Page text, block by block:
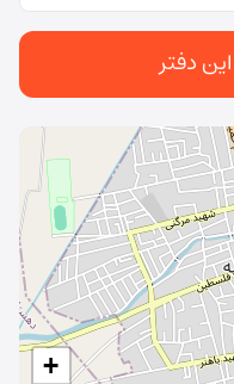
دفتر
نقشه
+